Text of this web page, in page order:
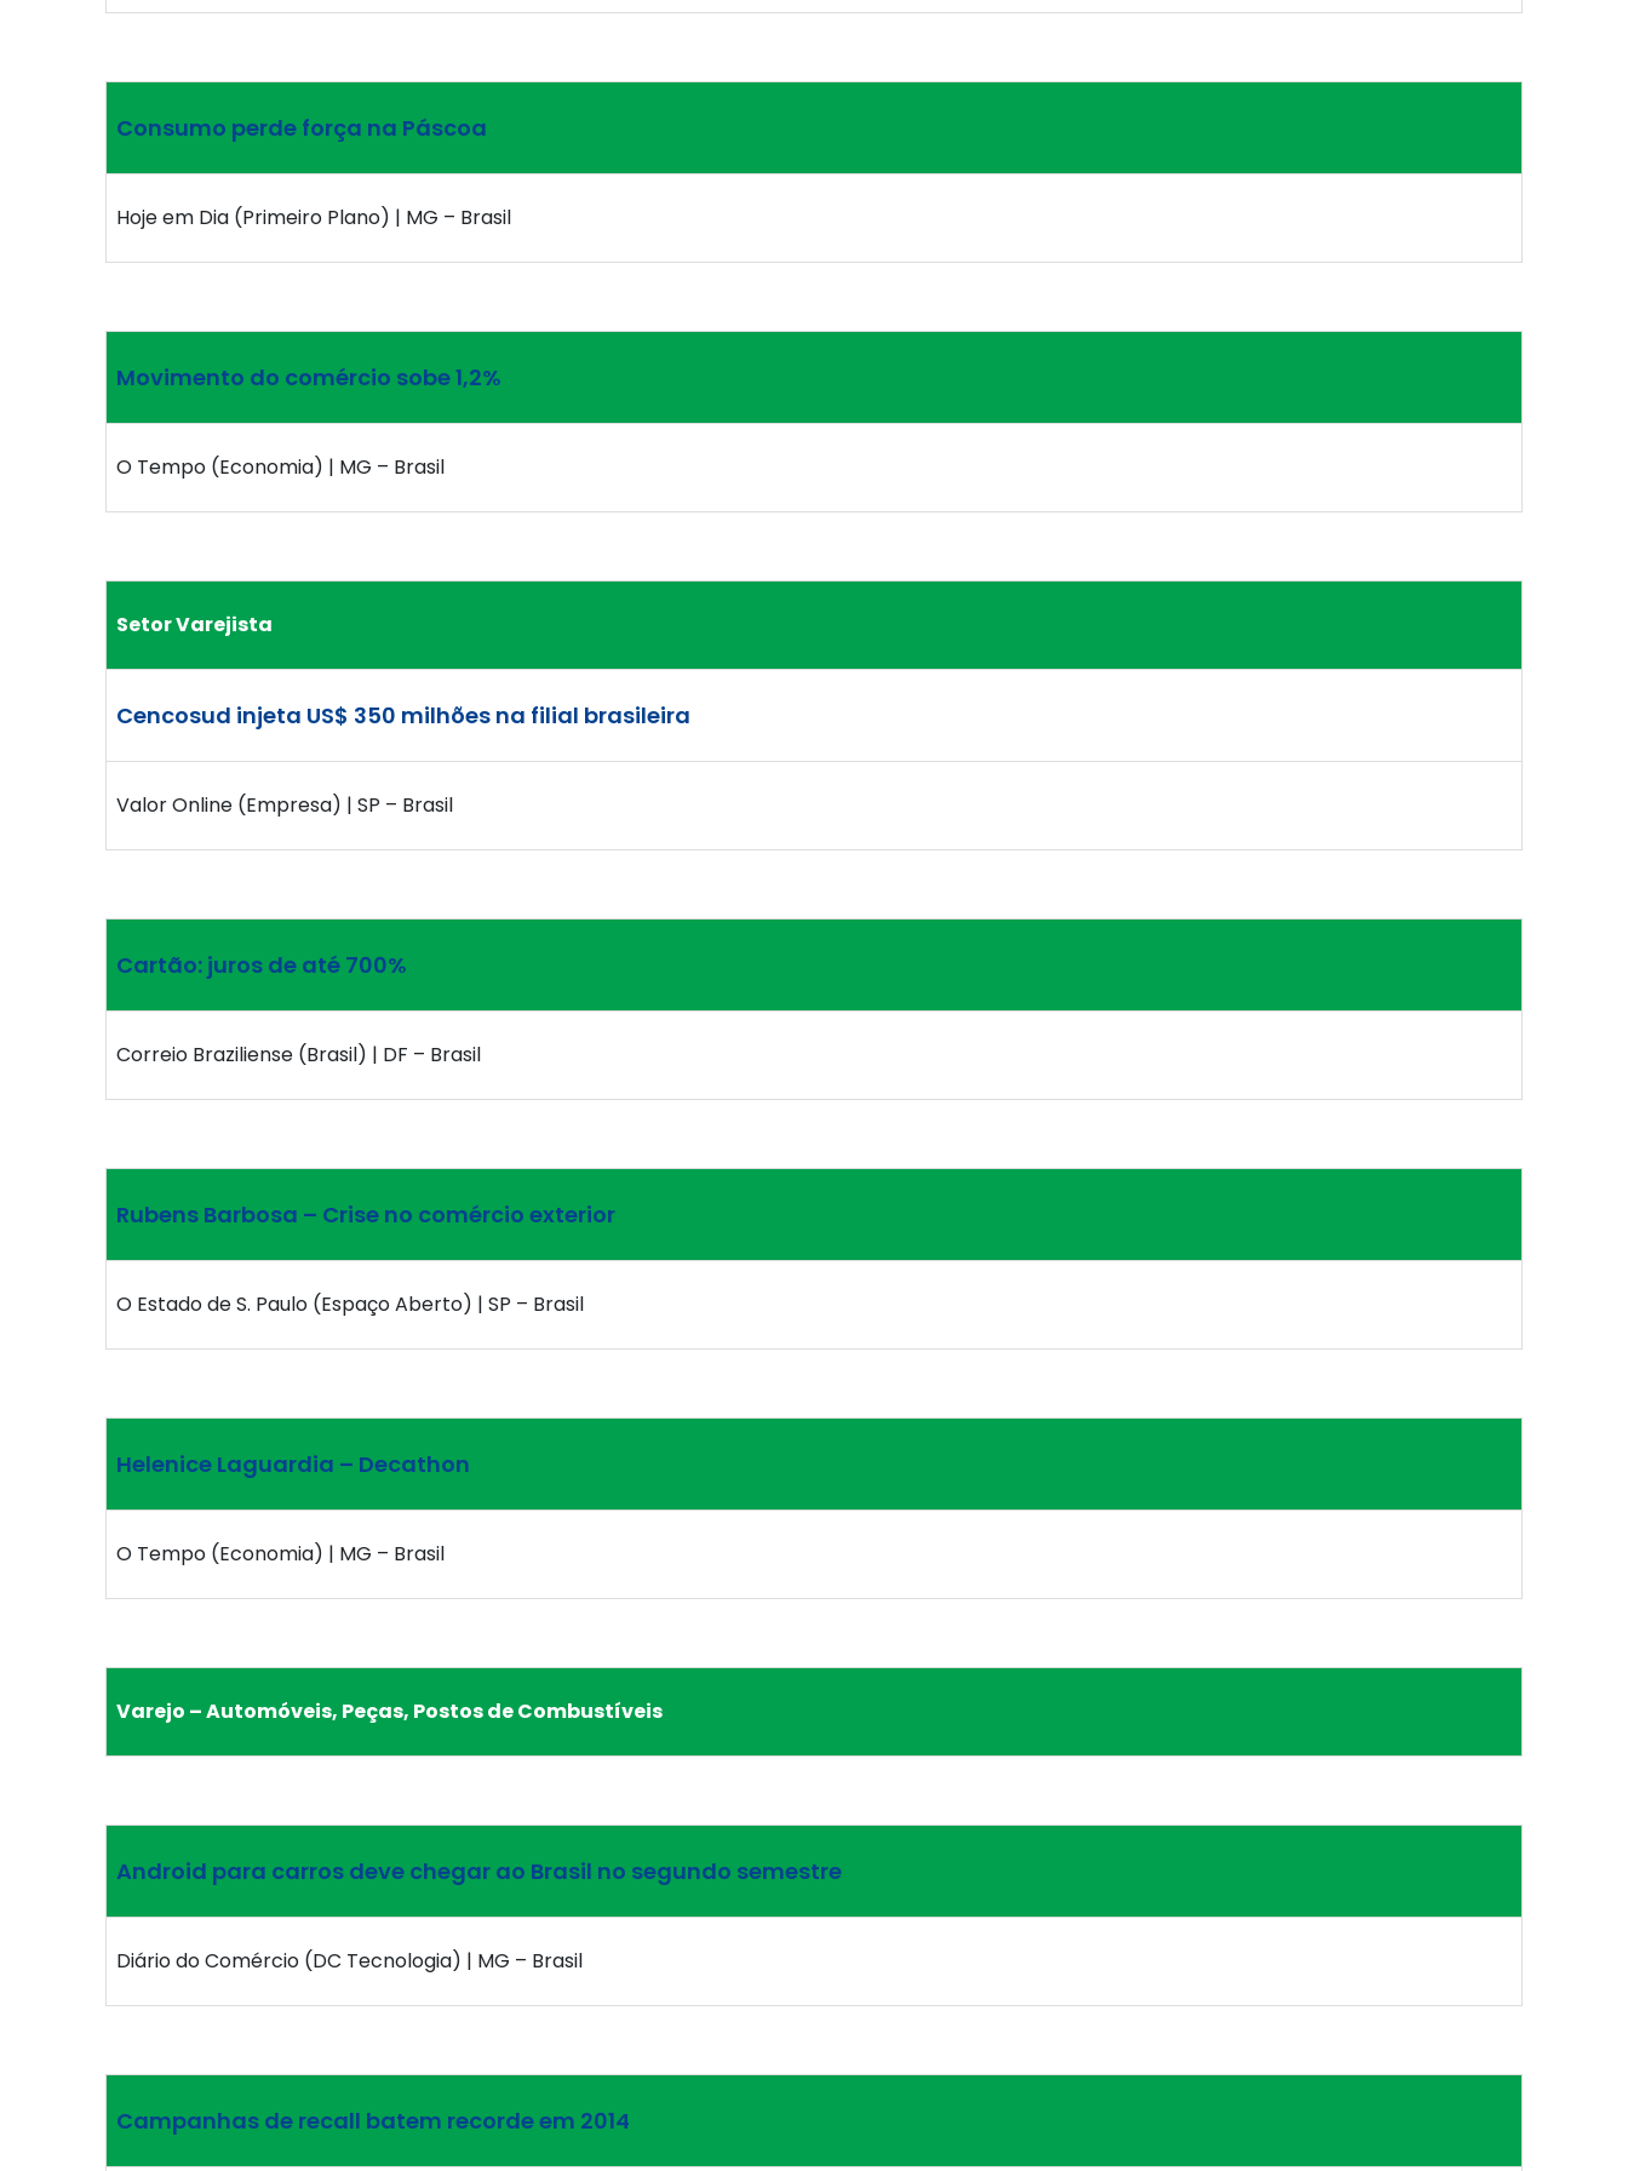
Consumo perde força na Páscoa
Hoje em Dia (Primeiro Plano) | MG – Brasil
Movimento do comércio sobe 1,2%
O Tempo (Economia) | MG – Brasil
Setor Varejista
Cencosud injeta US$ 350 milhões na filial brasileira
Valor Online (Empresa) | SP – Brasil
Cartão: juros de até 700%
Correio Braziliense (Brasil) | DF – Brasil
Rubens Barbosa – Crise no comércio exterior
O Estado de S. Paulo (Espaço Aberto) | SP – Brasil
Helenice Laguardia – Decathon
O Tempo (Economia) | MG – Brasil
Varejo – Automóveis, Peças, Postos de Combustíveis
Android para carros deve chegar ao Brasil no segundo semestre
Diário do Comércio (DC Tecnologia) | MG – Brasil
Campanhas de recall batem recorde em 2014